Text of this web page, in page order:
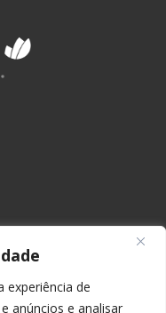
experiência de
anúncios e analisar